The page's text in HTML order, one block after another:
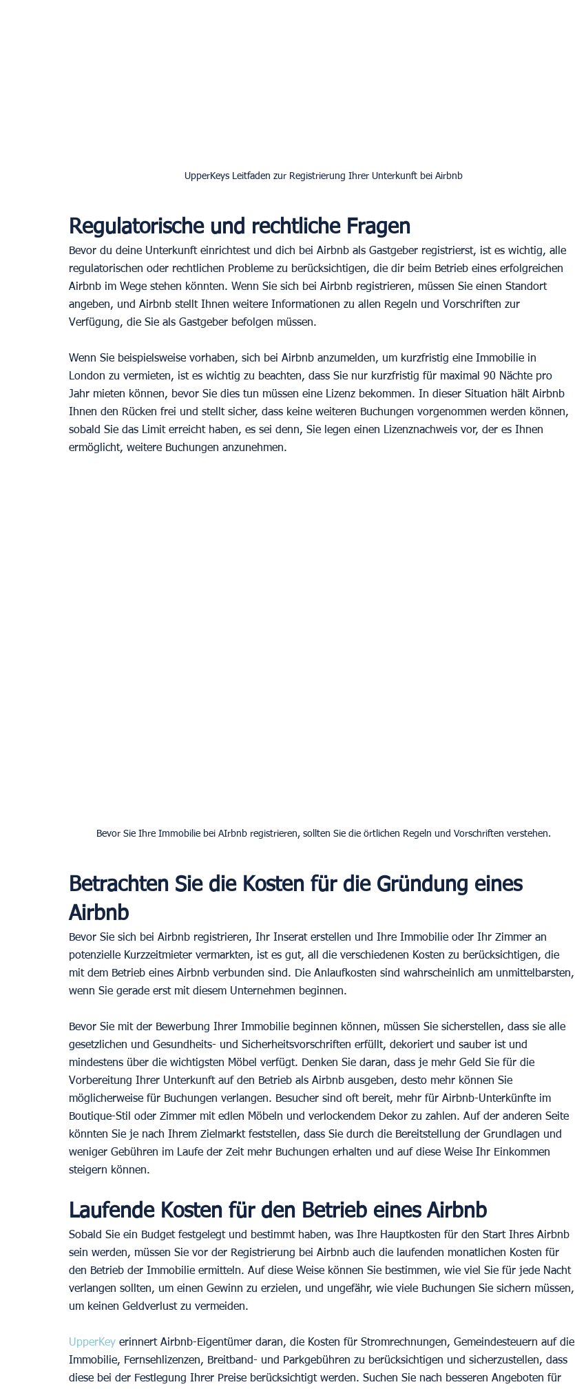
UpperKeys Leitfaden zur Registrierung Ihrer Unterkunft bei Airbnb
Regulatorische und rechtliche Fragen
Bevor du deine Unterkunft einrichtest und dich bei Airbnb als Gastgeber registrierst, ist es wichtig, alle
regulatorischen oder rechtlichen Probleme zu berücksichtigen, die dir beim Betrieb eines erfolgreichen
Airbnb im Wege stehen könnten. Wenn Sie sich bei Airbnb registrieren, müssen Sie einen Standort
angeben, und Airbnb stellt Ihnen weitere Informationen zu allen Regeln und Vorschriften zur
Verfügung, die Sie als Gastgeber befolgen müssen.
Wenn Sie beispielsweise vorhaben, sich bei Airbnb anzumelden, um kurzfristig eine Immobilie in
London zu vermieten, ist es wichtig zu beachten, dass Sie nur kurzfristig für maximal 90 Nächte pro
Jahr mieten können, bevor Sie dies tun müssen eine Lizenz bekommen. In dieser Situation hält Airbnb
Ihnen den Rücken frei und stellt sicher, dass keine weiteren Buchungen vorgenommen werden können,
sobald Sie das Limit erreicht haben, es sei denn, Sie legen einen Lizenznachweis vor, der es Ihnen
ermöglicht, weitere Buchungen anzunehmen.
Bevor Sie Ihre Immobilie bei AIrbnb registrieren, sollten Sie die örtlichen Regeln und Vorschriften verstehen.
Betrachten Sie die Kosten für die Gründung eines
Airbnb
Bevor Sie sich bei Airbnb registrieren, Ihr Inserat erstellen und Ihre Immobilie oder Ihr Zimmer an
potenzielle Kurzzeitmieter vermarkten, ist es gut, all die verschiedenen Kosten zu berücksichtigen, die
mit dem Betrieb eines Airbnb verbunden sind. Die Anlaufkosten sind wahrscheinlich am unmittelbarsten,
wenn Sie gerade erst mit diesem Unternehmen beginnen.
Bevor Sie mit der Bewerbung Ihrer Immobilie beginnen können, müssen Sie sicherstellen, dass sie alle
gesetzlichen und Gesundheits- und Sicherheitsvorschriften erfüllt, dekoriert und sauber ist und
mindestens über die wichtigsten Möbel verfügt. Denken Sie daran, dass je mehr Geld Sie für die
Vorbereitung Ihrer Unterkunft auf den Betrieb als Airbnb ausgeben, desto mehr können Sie
möglicherweise für Buchungen verlangen. Besucher sind oft bereit, mehr für Airbnb-Unterkünfte im
Boutique-Stil oder Zimmer mit edlen Möbeln und verlockendem Dekor zu zahlen. Auf der anderen Seite
könnten Sie je nach Ihrem Zielmarkt feststellen, dass Sie durch die Bereitstellung der Grundlagen und
weniger Gebühren im Laufe der Zeit mehr Buchungen erhalten und auf diese Weise Ihr Einkommen
steigern können.
Laufende Kosten für den Betrieb eines Airbnb
Sobald Sie ein Budget festgelegt und bestimmt haben, was Ihre Hauptkosten für den Start Ihres Airbnb
sein werden, müssen Sie vor der Registrierung bei Airbnb auch die laufenden monatlichen Kosten für
den Betrieb der Immobilie ermitteln. Auf diese Weise können Sie bestimmen, wie viel Sie für jede Nacht
verlangen sollten, um einen Gewinn zu erzielen, und ungefähr, wie viele Buchungen Sie sichern müssen,
um keinen Geldverlust zu vermeiden.
UpperKey erinnert Airbnb-Eigentümer daran, die Kosten für Stromrechnungen, Gemeindesteuern auf die
Immobilie, Fernsehlizenzen, Breitband- und Parkgebühren zu berücksichtigen und sicherzustellen, dass
diese bei der Festlegung Ihrer Preise berücksichtigt werden. Suchen Sie nach besseren Angeboten für